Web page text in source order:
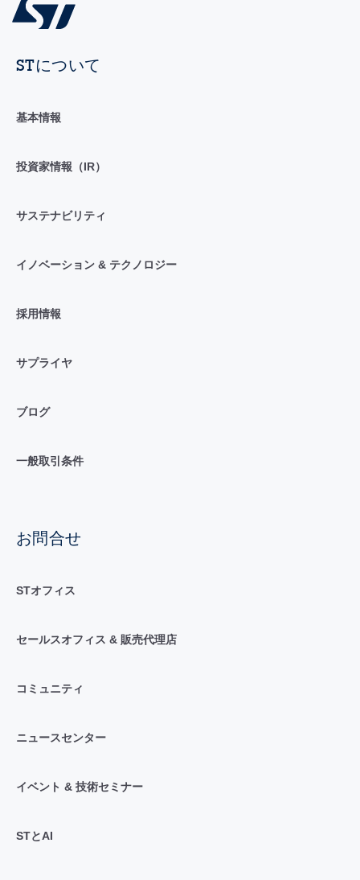
STについて
基本情報
投資家情報（IR）
サステナビリティ
イノベーション & テクノロジー
採用情報
サプライヤ
ブログ
一般取引条件
お問合せ
STオフィス
セールスオフィス & 販売代理店
コミュニティ
ニュースセンター
イベント & 技術セミナー
STとAI